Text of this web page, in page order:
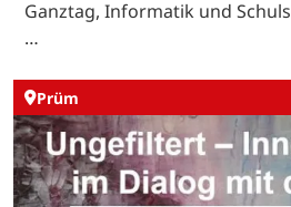
Ganztag, Informatik und
…
Prüm